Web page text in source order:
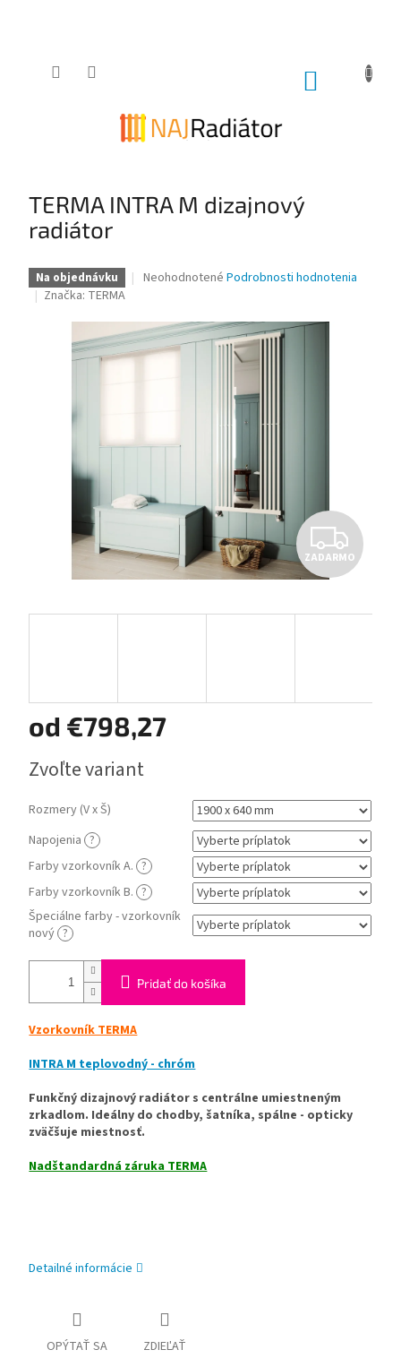
NÁKUPNÝ
TERMA INTRA M dizajnový
radiátor
Na objednávku
Priemerné
je
0,0
z
Neohodnotené Podrobnosti hodnotenia
Značka: TERMA
Z
A
D
ZADARMO
od €798,27
cena:
Zvoľte variant
Rozmery (V x Š)
Napojenia ?
Farby vzorkovník A. ?
Farby vzorkovník B. ?
Špeciálne farby - vzorkovník
nový ?
Pridať do košíka
Vzorkovník TERMA
INTRA M teplovodný - chróm
Funkčný dizajnový radiátor s centrálne umiestneným
zrkadlom. Ideálny do chodby, šatníka, spálne - opticky
zväčšuje miestnosť.
Nadštandardná záruka TERMA
Detailné informácie
OPÝTAŤ SA ZDIEĽAŤ